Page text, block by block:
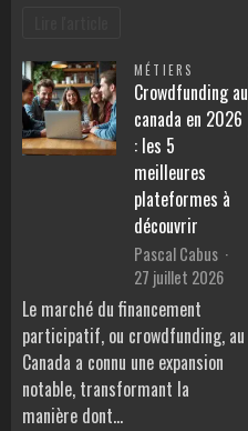
MÉTIERS
Crowdfunding au
canada en 2026
: les 5
meilleures
plateformes à
découvrir
Pascal Cabus
27 juillet 2026
Le marché du financement
participatif, ou crowdfunding, au
Canada a connu une expansion
notable, transformant la
manière dont…